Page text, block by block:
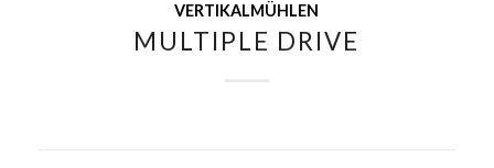
VERTIKALMÜHLEN
MULTIPLE DRIVE